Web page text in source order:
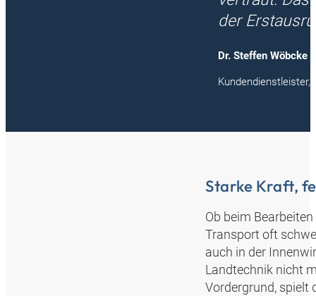
der
Dr. Steffen Wöbcke
Kundendienstleister,
Starke Kraft,
Ob beim
Transport oft
auch in der
Landtechnik nicht
Vordergrund, spielt